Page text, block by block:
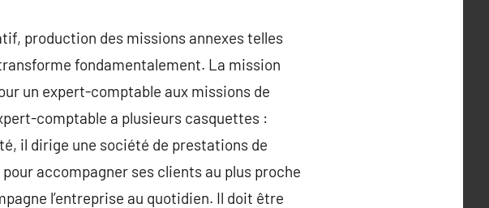
production des missions annexes telles
fondamentalement. La mission
un expert-comptable aux missions de
comptable a plusieurs casquettes :
il dirige une société de prestations de
accompagner ses clients au plus proche
l’entreprise au quotidien. Il doit être